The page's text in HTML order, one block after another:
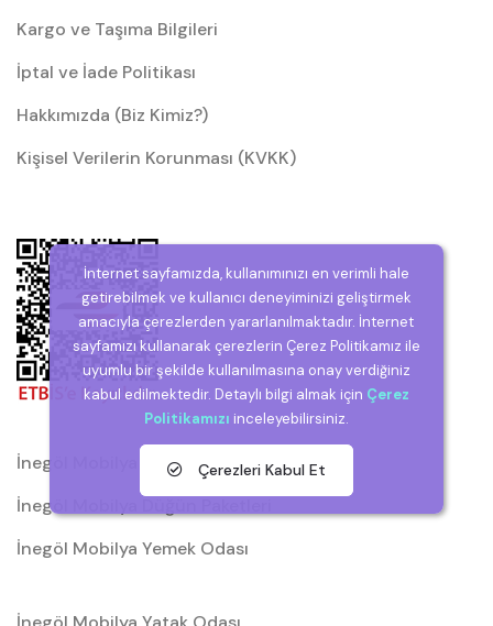
Kargo ve Taşıma Bilgileri
İptal ve İade Politikası
Hakkımızda (Biz Kimiz?)
Kişisel Verilerin Korunması (KVKK)
İnegöl Mobilya
İnegöl Mobilya Düğün Paketleri
İnegöl Mobilya Yemek Odası
İnternet sayfamızda, kullanımınızı en verimli hale
getirebilmek ve kullanıcı deneyiminizi geliştirmek
amacıyla çerezlerden yararlanılmaktadır. İnternet
sayfamızı kullanarak çerezlerin Çerez Politikamız ile
uyumlu bir şekilde kullanılmasına onay verdiğiniz
kabul edilmektedir. Detaylı bilgi almak için Çerez
Politikamızı inceleyebilirsiniz.
Çerezleri Kabul Et